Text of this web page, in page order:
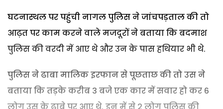
घटनास्थल पर पहुंची नागल पुलिस ने जांचपड़ताल की तो
आढ़त पर काम करने वाले मजदूरों ने बताया कि बदमाश
पुलिस की वरदी में आए थे और उन के पास हथियार भी थे.
पुलिस ने ढाबा मालिक इरफान से पूछताछ की तो उस ने
बताया कि तड़के करीब 3 बजे एक कार में सवार हो कर 6
लोग उस के ढाबे पर आए थे. इन में से 2 लोग पुलिस की